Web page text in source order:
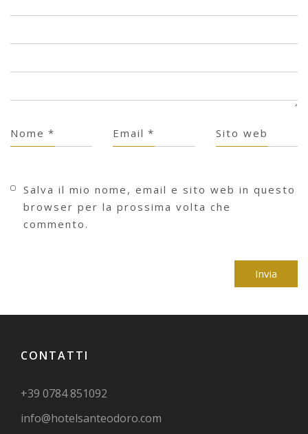
Nome * Email * Sito web
Salva il mio nome, email e sito web in questo
browser per la prossima volta che
commento.
CONTATTI
+39 0784 851092
info@hotelsanteodoro.com